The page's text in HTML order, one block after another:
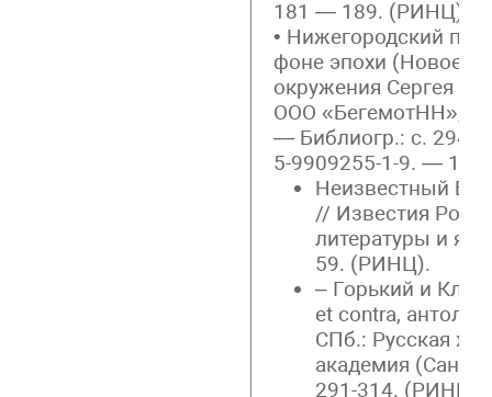
181 — 189. (РИНЦ);
• Нижегородский
фоне эпохи (Новое
окружения Сергея
ООО «БегемотНН»,
— Библиогр.: с. 294
5-9909255-1-9. — 19
Неизвестный
// Известия
литературы и
59. (РИНЦ).
– Горький и
et contra,
СПб.: Русская
академия
291-314. (РИНЦ).